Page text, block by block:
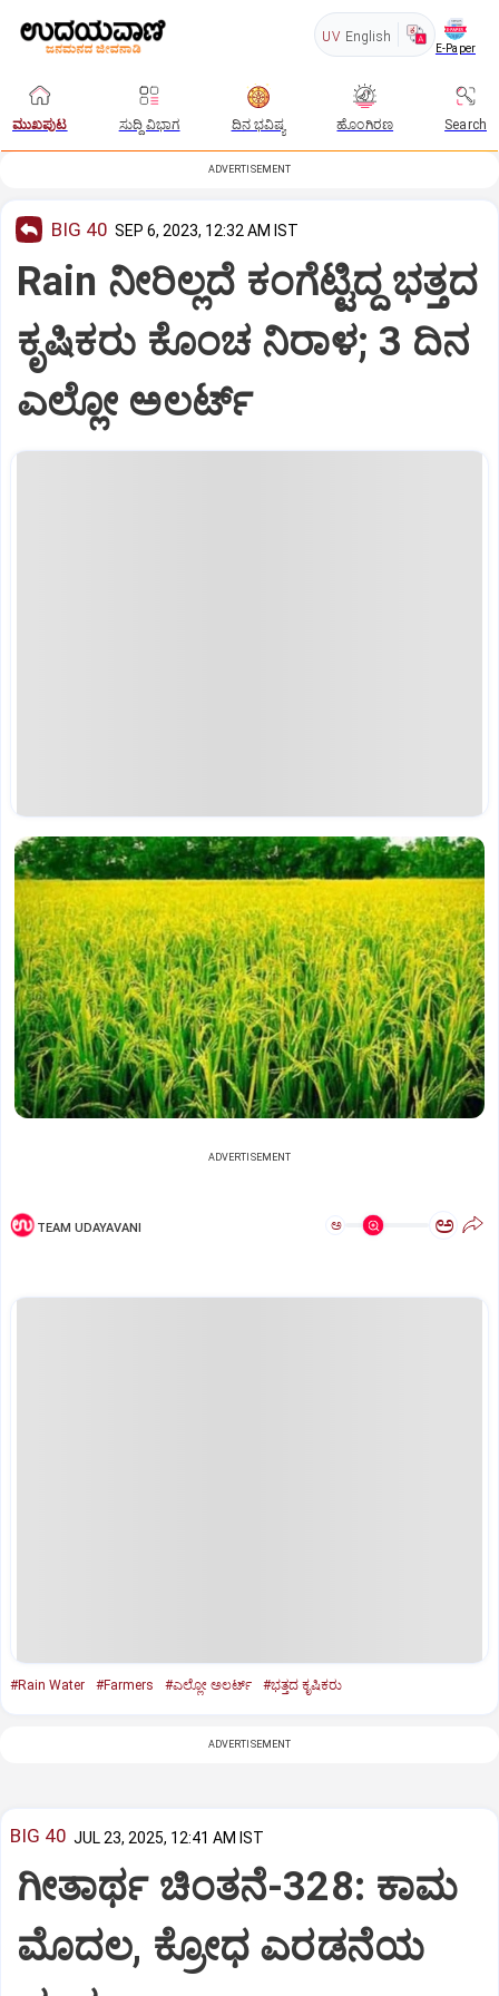
UV English
E-Paper
ಮುಖಪುಟ ಸುದ್ದಿ ವಿಭಾಗ ದಿನ ಭವಿಷ್ಯ ಹೊಂಗಿರಣ Search
ADVERTISEMENT
BIG 40 SEP 6, 2023, 12:32 AM IST
Rain ನೀರಿಲ್ಲದೆ ಕಂಗೆಟ್ಟಿದ್ದ ಭತ್ತದ
ಕೃಷಿಕರು ಕೊಂಚ ನಿರಾಳ; 3 ದಿನ
ಎಲ್ಲೋ ಅಲರ್ಟ್‌
ADVERTISEMENT
TEAM UDAYAVANI ಅ ಅ
#Rain Water #Farmers #ಎಲ್ಲೋ ಅಲರ್ಟ್‌ #ಭತ್ತದ ಕೃಷಿಕರು
ADVERTISEMENT
BIG 40 JUL 23, 2025, 12:41 AM IST
ಗೀತಾರ್ಥ ಚಿಂತನೆ-328: ಕಾಮ
ಮೊದಲ, ಕ್ರೋಧ ಎರಡನೆಯ